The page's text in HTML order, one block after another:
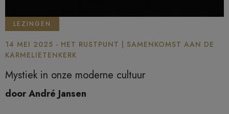
LEZINGEN
14 MEI 2025 - HET RUSTPUNT | SAMENKOMST AAN DE
KARMELIETENKERK
Mystiek in onze moderne cultuur
door André Jansen